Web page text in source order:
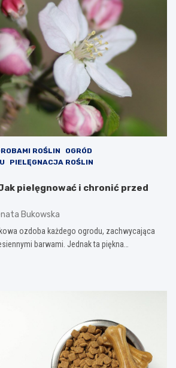
ROŚLIN
OGRÓD
PIELĘGNACJA ROŚLIN
pielęgnować i chronić przed
Bukowska
ozdoba każdego ogrodu, zachwycająca
barwami. Jednak ta piękna…